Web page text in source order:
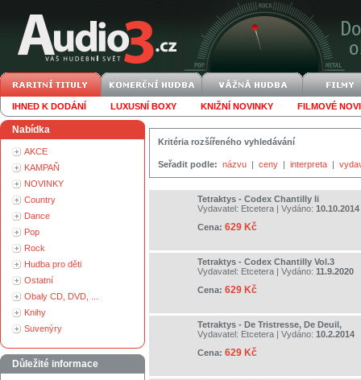
IHNED K DODÁNÍ LUXUSNÍ BOXY KNIŽNÍ NOVINKY FILMOVÉ
Nabídka
AKCE
KAMPAŇ
NOVINKY
Country
Dance
Pop
Rock
Hudba pro děti
Ostatní
Obaly CD, DVD, ...
Knihy
Suvenýry
Důležité informace
Kritéria rozšířeného vyhledávání
Seřadit podle: názvu | ceny | interpreta |
Tetraktys - Codex Chantilly Ii
Vydavatel: Etcetera | Vydáno: 10.10.2014
Cena: 629 Kč
Tetraktys - Codex Chantilly Vol.3
Vydavatel: Etcetera | Vydáno: 11.9.2020
Cena: 629 Kč
Tetraktys - De Tristresse, De Deuil,
Vydavatel: Etcetera | Vydáno: 10.2.2014
Cena: 629 Kč